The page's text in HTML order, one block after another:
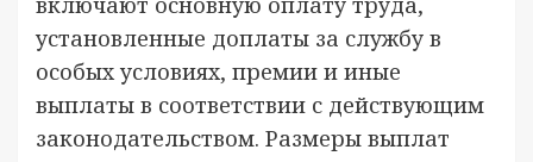
установленные доплаты за службу в
особых условиях, премии и иные
выплаты в соответствии с действующим
законодательством. Размеры выплат